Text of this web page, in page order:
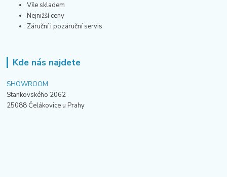
Vše skladem
Nejnižší ceny
Záruční i pozáruční servis
Kde nás najdete
SHOWROOM
Stankovského 2062
25088 Čelákovice u Prahy